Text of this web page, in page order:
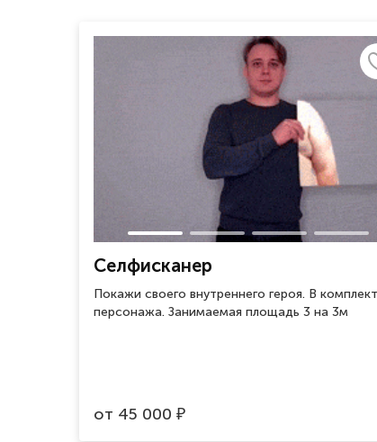
Селфисканер
Покажи своего внутреннего героя. В
персонажа. Занимаемая площадь 3 на 3м
от 45 000 ₽